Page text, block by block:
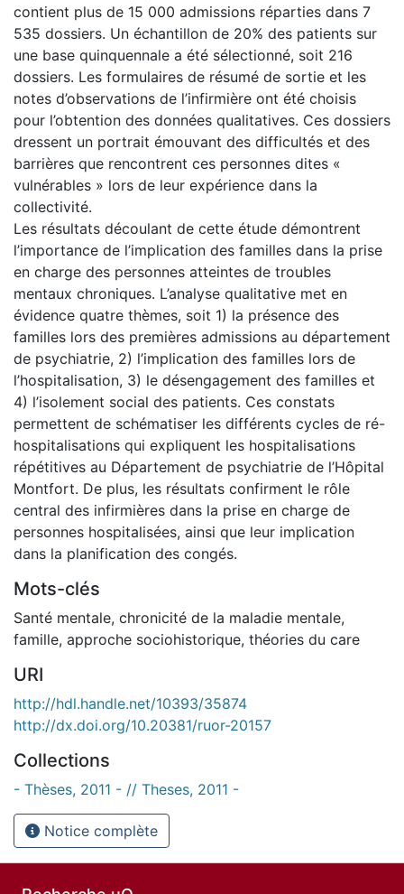
contient plus de 15 000 admissions réparties dans 7
535 dossiers. Un échantillon de 20% des patients sur
une base quinquennale a été sélectionné, soit 216
dossiers. Les formulaires de résumé de sortie et les
notes d’observations de l’infirmière ont été choisis
pour l’obtention des données qualitatives. Ces dossiers
dressent un portrait émouvant des difficultés et des
barrières que rencontrent ces personnes dites «
vulnérables » lors de leur expérience dans la
collectivité.
Les résultats découlant de cette étude démontrent
l’importance de l’implication des familles dans la prise
en charge des personnes atteintes de troubles
mentaux chroniques. L’analyse qualitative met en
évidence quatre thèmes, soit 1) la présence des
familles lors des premières admissions au département
de psychiatrie, 2) l’implication des familles lors de
l’hospitalisation, 3) le désengagement des familles et
4) l’isolement social des patients. Ces constats
permettent de schématiser les différents cycles de ré-
hospitalisations qui expliquent les hospitalisations
répétitives au Département de psychiatrie de l’Hôpital
Montfort. De plus, les résultats confirment le rôle
central des infirmières dans la prise en charge de
personnes hospitalisées, ainsi que leur implication
dans la planification des congés.
Mots-clés
Santé mentale, chronicité de la maladie mentale,
famille, approche sociohistorique, théories du care
URI
http://hdl.handle.net/10393/35874
http://dx.doi.org/10.20381/ruor-20157
Collections
- Thèses, 2011 - // Theses, 2011 -
Notice complète